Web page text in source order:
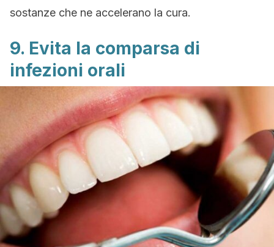
sostanze che ne accelerano la cura.
9. Evita la comparsa di
infezioni orali